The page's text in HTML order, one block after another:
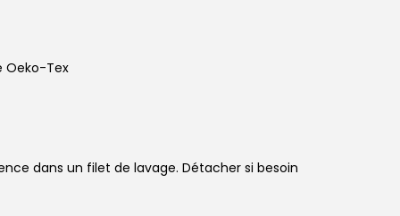
Oeko-Tex
dans un filet de lavage. Détacher si besoin